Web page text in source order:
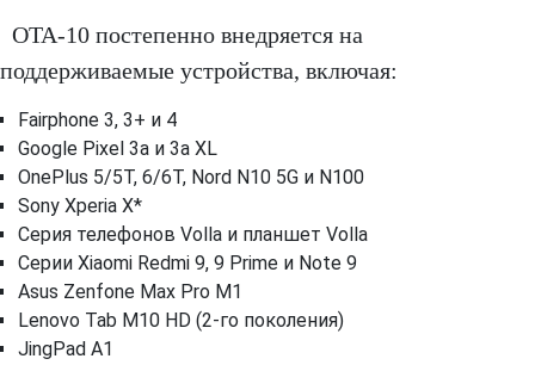
OTA-10 постепенно внедряется на
поддерживаемые устройства, включая:
Fairphone 3, 3+ и 4
Google Pixel 3a и 3a XL
OnePlus 5/5T, 6/6T, Nord N10 5G и N100
Sony Xperia X*
Серия телефонов Volla и планшет Volla
Серии Xiaomi Redmi 9, 9 Prime и Note 9
Asus Zenfone Max Pro M1
Lenovo Tab M10 HD (2-го поколения)
JingPad A1